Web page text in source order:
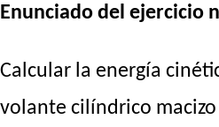
Enunciado del ejercicio
Calcular la energía
volante cilíndrico macizo